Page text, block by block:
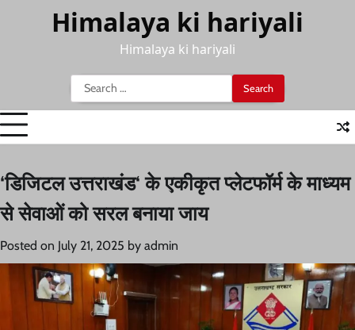
Himalaya ki hariyali
Himalaya ki hariyali
Search
for:
‘डिजिटल उत्तराखंड‘ के एकीकृत प्लेटफॉर्म के माध्यम
से सेवाओं को सरल बनाया जाय
Posted on July 21, 2025 by admin